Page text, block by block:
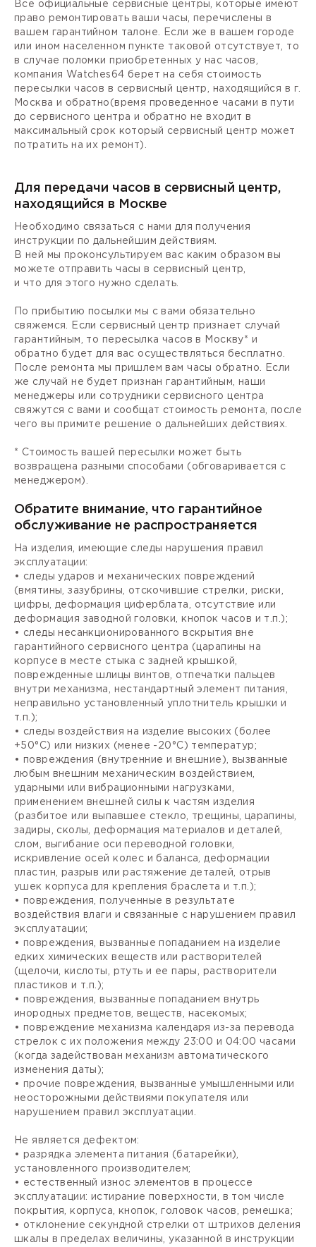
Все официальные сервисные центры, которые имеют
право ремонтировать ваши часы, перечислены в
вашем гарантийном талоне. Если же в вашем городе
или ином населенном пункте таковой отсутствует, то
в случае поломки приобретенных у нас часов,
компания Watches64 берет на себя стоимость
пересылки часов в сервисный центр, находящийся в г.
Москва и обратно(время проведенное часами в пути
до сервисного центра и обратно не входит в
максимальный срок который сервисный центр может
потратить на их ремонт).
Для передачи часов в сервисный центр,
находящийся в Москве
Необходимо связаться с нами для получения
инструкции по дальнейшим действиям.
В ней мы проконсультируем вас каким образом вы
можете отправить часы в сервисный центр,
и что для этого нужно сделать.
По прибытию посылки мы с вами обязательно
свяжемся. Если сервисный центр признает случай
гарантийным, то пересылка часов в Москву* и
обратно будет для вас осуществляться бесплатно.
После ремонта мы пришлем вам часы обратно. Если
же случай не будет признан гарантийным, наши
менеджеры или сотрудники сервисного центра
свяжутся с вами и сообщат стоимость ремонта, после
чего вы примите решение о дальнейших действиях.
* Стоимость вашей пересылки может быть
возвращена разными способами (обговаривается с
менеджером).
Обратите внимание, что гарантийное
обслуживание не распространяется
На изделия, имеющие следы нарушения правил
эксплуатации:
• следы ударов и механических повреждений
(вмятины, зазубрины, отскочившие стрелки, риски,
цифры, деформация циферблата, отсутствие или
деформация заводной головки, кнопок часов и т.п.);
• следы несанкционированного вскрытия вне
гарантийного сервисного центра (царапины на
корпусе в месте стыка с задней крышкой,
поврежденные шлицы винтов, отпечатки пальцев
внутри механизма, нестандартный элемент питания,
неправильно установленный уплотнитель крышки и
т.п.);
• следы воздействия на изделие высоких (более
+50°С) или низких (менее -20°С) температур;
• повреждения (внутренние и внешние), вызванные
любым внешним механическим воздействием,
ударными или вибрационными нагрузками,
применением внешней силы к частям изделия
(разбитое или выпавшее стекло, трещины, царапины,
задиры, сколы, деформация материалов и деталей,
слом, выгибание оси переводной головки,
искривление осей колес и баланса, деформации
пластин, разрыв или растяжение деталей, отрыв
ушек корпуса для крепления браслета и т.п.);
• повреждения, полученные в результате
воздействия влаги и связанные с нарушением правил
эксплуатации;
• повреждения, вызванные попаданием на изделие
едких химических веществ или растворителей
(щелочи, кислоты, ртуть и ее пары, растворители
пластиков и т.п.);
• повреждения, вызванные попаданием внутрь
инородных предметов, веществ, насекомых;
• повреждение механизма календаря из-за перевода
стрелок с их положения между 23:00 и 04:00 часами
(когда задействован механизм автоматического
изменения даты);
• прочие повреждения, вызванные умышленными или
неосторожными действиями покупателя или
нарушением правил эксплуатации.
Не является дефектом:
• разрядка элемента питания (батарейки),
установленного производителем;
• естественный износ элементов в процессе
эксплуатации: истирание поверхности, в том числе
покрытия, корпуса, кнопок, головок часов, ремешка;
• отклонение секундной стрелки от штрихов деления
шкалы в пределах величины, указанной в инструкции